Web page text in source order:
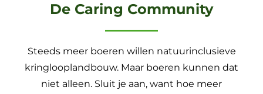
De Caring Community
Steeds meer boeren willen natuurinclusieve
kringlooplandbouw. Maar boeren kunnen dat
niet alleen. Sluit je aan, want hoe meer